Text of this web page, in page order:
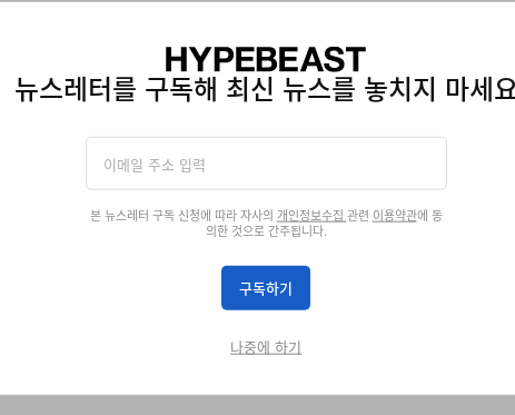
뉴스레터를 구독해 최신 뉴스를 놓치지 마세
본 뉴스레터 구독 신청에 따라 자사의 개인정보수집 관련 이용약관에 동
의한 것으로 간주됩니다.
구독하기
나중에 하기